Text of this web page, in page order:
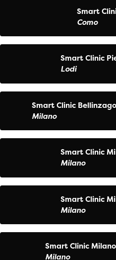
Smart
Como
Smart Clinic
Lodi
Smart Clinic
Milano
Smart Clinic
Milano
Smart Clinic
Milano
Smart Clinic
Milano